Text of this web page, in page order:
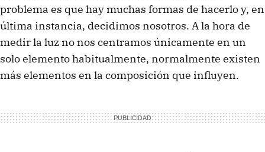
problema es que hay muchas formas de hacerlo y, en
última instancia, decidimos nosotros. A la hora de
medir la luz no nos centramos únicamente en un
solo elemento habitualmente, normalmente existen
más elementos en la composición que influyen.